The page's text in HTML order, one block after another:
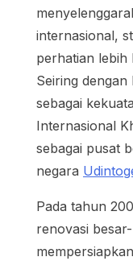
internasional,
perhatian lebih
Seiring
sebagai
Internasional
sebagai pusat
negara
Pada tahun
renovasi